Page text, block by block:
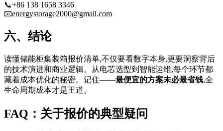
📞+86 138 1658 3346
📧energystorage2000@gmail.com
六、结论
读懂储能柜集装箱报价清单,不仅要看数字本身,更要洞察背后
的技术演进和商业逻辑。从电芯选型到智能运维,每个环节都
藏着成本优化的秘密。记住——最便宜的方案未必最省钱,全
生命周期成本才是王道。
FAQ：关于报价的典型疑问